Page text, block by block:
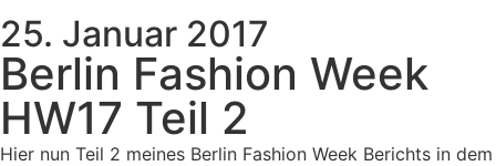
25. Januar 2017
Berlin Fashion Week
HW17 Teil 2
Hier nun Teil 2 meines Berlin Fashion Week Berichts in dem